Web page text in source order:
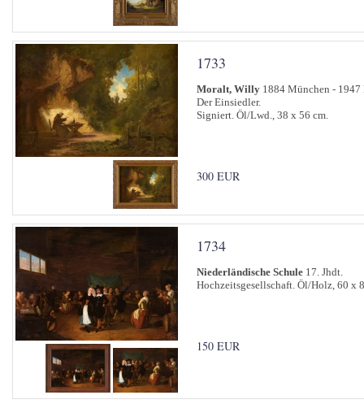
1733
Moralt, Willy 1884 München - 1947
Der Einsiedler.
Signiert. Öl/Lwd., 38 x 56 cm.
300 EUR
1734
Niederländische Schule 17. Jhdt.
Hochzeitsgesellschaft. Öl/Holz, 60 x
150 EUR